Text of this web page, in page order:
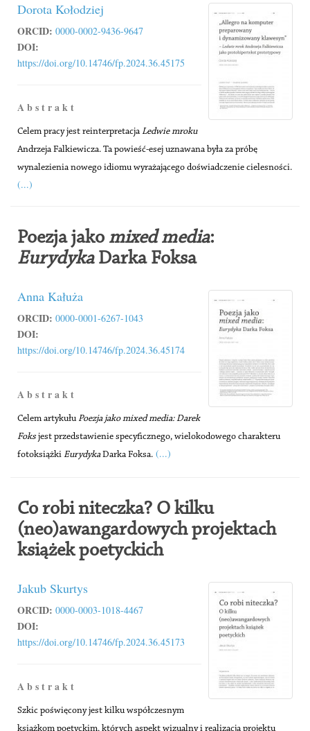
Dorota Kołodziej
ORCID: 0000-0002-9436-9647
DOI:
https://doi.org/10.14746/fp.2024.36.45175
A b s t r a k t
Celem pracy jest reinterpretacjaLedwie mroku
Andrzeja Falkiewicza. Ta powieść-esej uznawana była za próbę
wynalezienia nowego idiomu wyrażającego doświadczenie cielesności.
(...)
Poezja jako mixed media:
EurydykaDarka Foksa
Anna Kałuża
ORCID: 0000-0001-6267-1043
DOI:
https://doi.org/10.14746/fp.2024.36.45174
A b s t r a k t
Celem artykułuPoezja jako mixed media: Darek
Foks jest przedstawienie specyficznego, wielokodowego charakteru
fotoksiążki EurydykaDarka Foksa. (...)
Co robi niteczka? O kilku
(neo)awangardowych projektach
książek poetyckich
Jakub Skurtys
ORCID: 0000-0003-1018-4467
DOI:
https://doi.org/10.14746/fp.2024.36.45173
A b s t r a k t
Szkic poświęcony jest kilku współczesnym
książkom poetyckim, których aspekt wizualny i realizacja projektu